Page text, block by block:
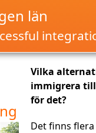
län
Vilka
immigrera
för det?
Det finns